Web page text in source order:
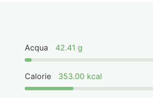
Acqua 42.41 g
Calorie 353.00 kcal